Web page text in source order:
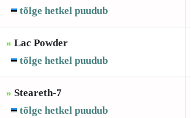
tõlge hetkel puudub
» Lac Powder
tõlge hetkel puudub
» Steareth-7
tõlge hetkel puudub